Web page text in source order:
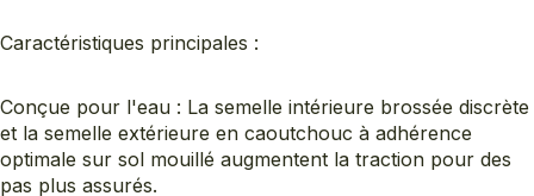
Caractéristiques principales :
Conçue pour l'eau : La semelle intérieure brossée discrète
et la semelle extérieure en caoutchouc à adhérence
optimale sur sol mouillé augmentent la traction pour des
pas plus assurés.